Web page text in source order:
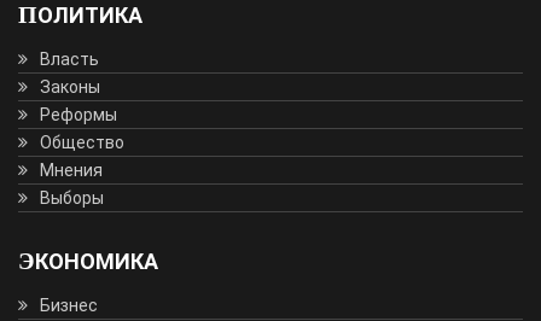
ПОЛИТИКА
Власть
Законы
Реформы
Общество
Мнения
Выборы
ЭКОНОМИКА
Бизнес